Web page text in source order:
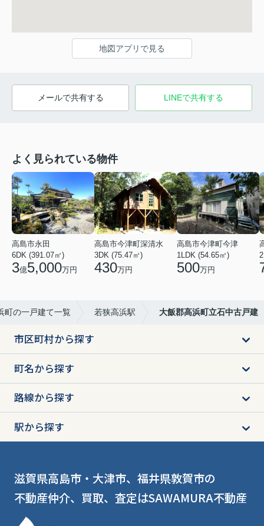
地図アプリで見る
メールで共有する LINEで共有する
よく見られている物件
高島市永田
6DK (391.07㎡)
3億5,000万円
高島市今津町深清水
3DK (75.47㎡)
430万円
高島市今津町今津
1LDK (54.65㎡)
500万円
町の一戸建て一覧 若狭高浜駅 大飯郡高浜町立石中古戸建
市区町村から探す
町名から探す
路線から探す
駅から探す
滋賀県高島市・大津市、福井県敦賀市の
不動産仲介、買取、査定はSAWAMURA不動産